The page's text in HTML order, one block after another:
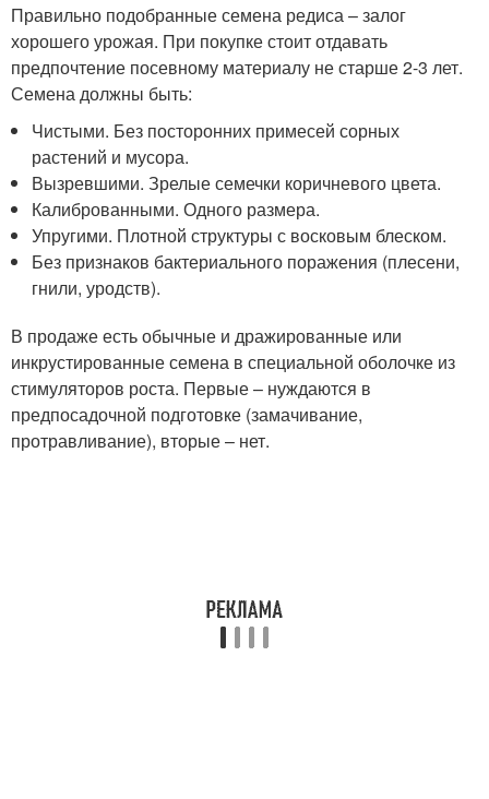
Правильно подобранные семена редиса – залог
хорошего урожая. При покупке стоит отдавать
предпочтение посевному материалу не старше 2-3 лет.
Семена должны быть:
Чистыми. Без посторонних примесей сорных
растений и мусора.
Вызревшими. Зрелые семечки коричневого цвета.
Калиброванными. Одного размера.
Упругими. Плотной структуры с восковым блеском.
Без признаков бактериального поражения (плесени,
гнили, уродств).
В продаже есть обычные и дражированные или
инкрустированные семена в специальной оболочке из
стимуляторов роста. Первые – нуждаются в
предпосадочной подготовке (замачивание,
протравливание), вторые – нет.